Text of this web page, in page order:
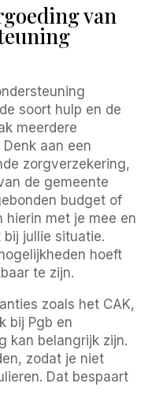
van
soort hulp en de
meerdere
aan een
zorgverzekering,
de gemeente
budget of
hierin met je mee en
jullie situatie.
hoeft
te zijn.
zoals het CAK,
bij Pgb en
kan belangrijk zijn.
zodat je niet
Dat bespaart